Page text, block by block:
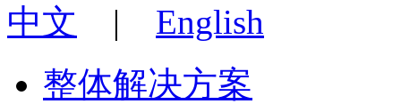
中文 | English
整体解决方案